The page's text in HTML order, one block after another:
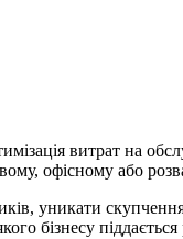
витрат на
офісному або
уникати
бізнесу